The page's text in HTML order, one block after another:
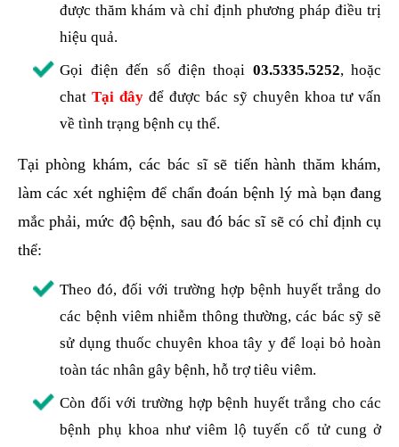
được thăm khám và chỉ định phương pháp điều trị
hiệu quả.
Gọi điện đến số điện thoại 03.5335.5252, hoặc
chatTại đây để được bác sỹ chuyên khoa tư vấn
về tình trạng bệnh cụ thể.
Tại phòng khám, các bác sĩ sẽ tiến hành thăm khám,
làm các xét nghiệm để chẩn đoán bệnh lý mà bạn đang
mắc phải, mức độ bệnh, sau đó bác sĩ sẽ có chỉ định cụ
thể:
Theo đó, đối với trường hợp bệnh huyết trắng do
các bệnh viêm nhiễm thông thường, các bác sỹ sẽ
sử dụng thuốc chuyên khoa tây y để loại bỏ hoàn
toàn tác nhân gây bệnh, hỗ trợ tiêu viêm.
Còn đối với trường hợp bệnh huyết trắng cho các
bệnh phụ khoa như viêm lộ tuyến cổ tử cung ở